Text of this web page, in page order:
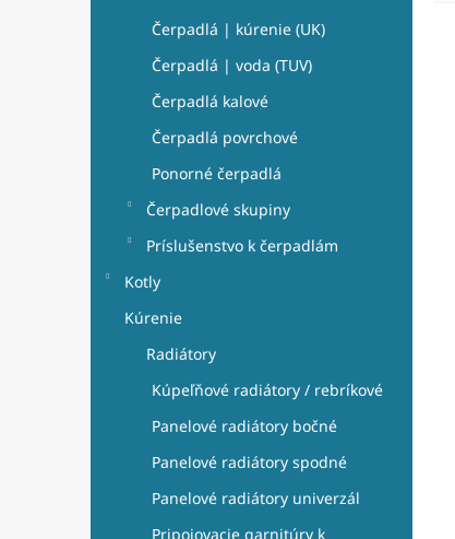
Čerpadlá | kúrenie (UK)
Čerpadlá | voda (TUV)
Čerpadlá kalové
Čerpadlá povrchové
Ponorné čerpadlá
Čerpadlové skupiny
Príslušenstvo k čerpadlám
Kotly
Kúrenie
Radiátory
Kúpeľňové radiátory / rebríkové
Panelové radiátory bočné
Panelové radiátory spodné
Panelové radiátory univerzál
Pripojovacie garnitúry k